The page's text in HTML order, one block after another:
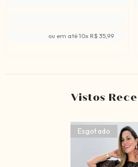
ou em até10x R$ 35,99
Vistos
Esgotado